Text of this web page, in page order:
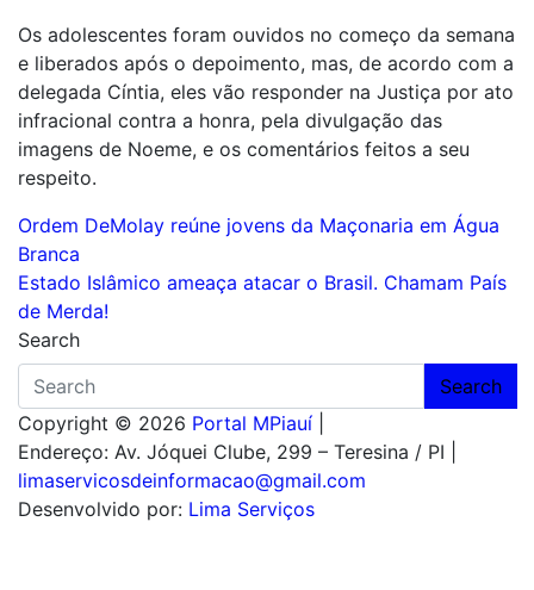
Os adolescentes foram ouvidos no começo da semana
e liberados após o depoimento, mas, de acordo com a
delegada Cíntia, eles vão responder na Justiça por ato
infracional contra a honra, pela divulgação das
imagens de Noeme, e os comentários feitos a seu
respeito.
Navegação
de
Post
Ordem DeMolay reúne jovens da Maçonaria em Água
Branca
Estado Islâmico ameaça atacar o Brasil. Chamam País
de Merda!
Search
Search
Copyright © 2026 Portal MPiauí
Endereço: Av. Jóquei Clube, 299 – Teresina / PI
limaservicosdeinformacao@gmail.com
Desenvolvido por: Lima Serviços